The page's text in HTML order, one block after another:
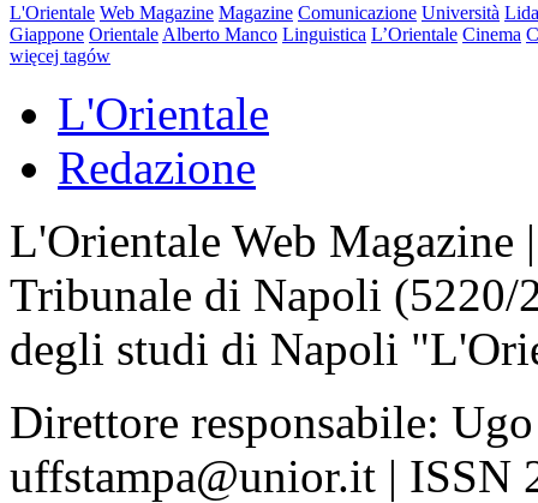
L'Orientale Web Magazine Magazine Comunicazione Università
Giappone Orientale Alberto Manco Linguistica L’Orientale Cinema
więcej tagów
L'Orientale
Redazione
L'Orientale Web Magazine
Tribunale di Napoli
degli studi di Napoli
Direttore responsabile:
uffstampa@unior.it | ISSN